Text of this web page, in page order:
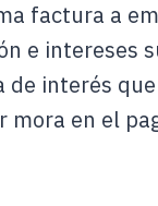
factura a
e intereses
de interés
mora en el